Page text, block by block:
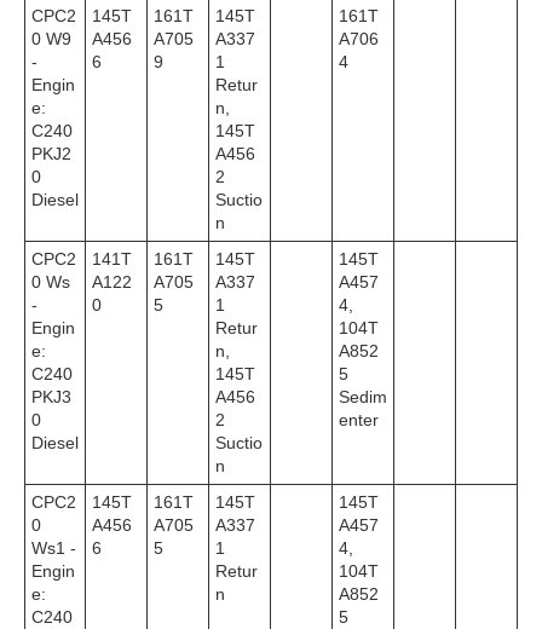
CPC2
0 W9
-
Engin
e:
C240
PKJ2
0
Diesel
145T
A456
6
161T
A705
9
145T
A337
1
Retur
n,
145T
A456
2
Suctio
n
161T
A706
4
CPC2
0 Ws
-
Engin
e:
C240
PKJ3
0
Diesel
141T
A122
0
161T
A705
5
145T
A337
1
Retur
n,
145T
A456
2
Suctio
n
145T
A457
4,
104T
A852
5
Sedim
enter
CPC2
0
Ws1 -
Engin
e:
C240
145T
A456
6
161T
A705
5
145T
A337
1
Retur
n
145T
A457
4,
104T
A852
5